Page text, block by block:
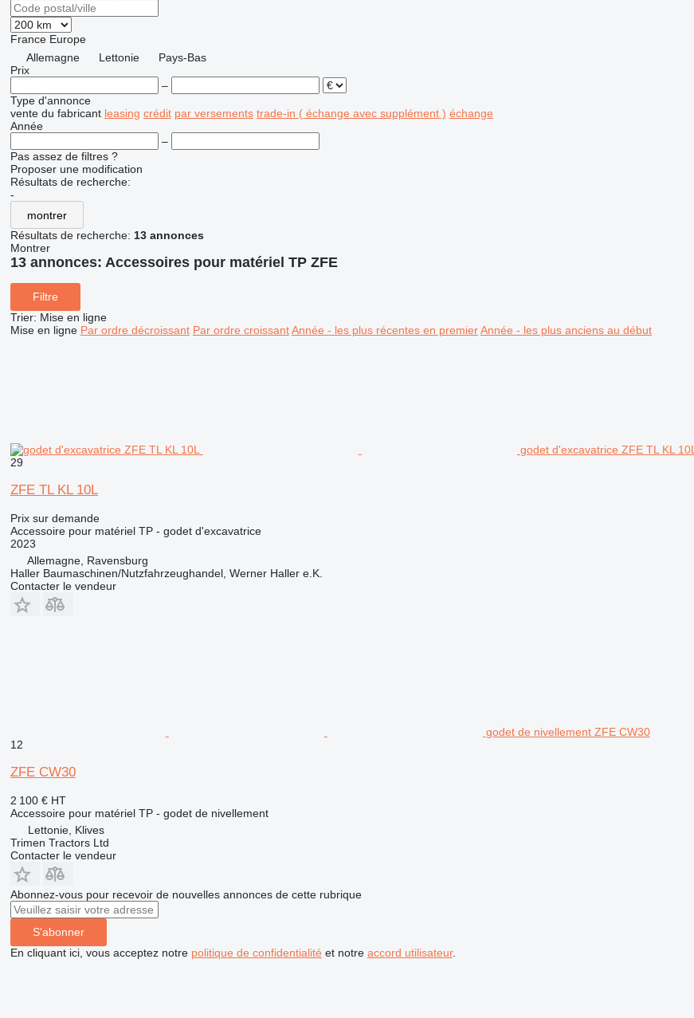
France Europe
Allemagne
Lettonie
Pays-Bas
Prix
–
Type d'annonce
vente du fabricant leasing crédit par versements trade-in ( échange avec supplément ) échange
Année
–
Pas assez de filtres ?
Proposer une modification
Résultats de recherche:
-
montrer
Résultats de recherche: 13 annonces
Montrer
13 annonces: Accessoires pour matériel TP ZFE
Filtre
Trier: Mise en ligne
Mise en ligne Par ordre décroissant Par ordre croissant Année - les plus récentes en premier Année - les plus anciens au début
godet d'excavatrice ZFE TL KL 10L
29
ZFE TL KL 10L
Prix sur demande
Accessoire pour matériel TP - godet d'excavatrice
2023
Allemagne, Ravensburg
Haller Baumaschinen/Nutzfahrzeughandel, Werner Haller e.K.
Contacter le vendeur
godet de nivellement ZFE CW30
12
ZFE CW30
2 100 € HT
Accessoire pour matériel TP - godet de nivellement
Lettonie, Klives
Trimen Tractors Ltd
Contacter le vendeur
Abonnez-vous pour recevoir de nouvelles annonces de cette rubrique
S'abonner
En cliquant ici, vous acceptez notre politique de confidentialité et notre accord utilisateur.